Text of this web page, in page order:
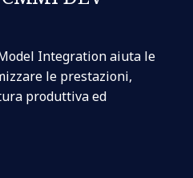
Integration aiuta le
le prestazioni,
produttiva ed